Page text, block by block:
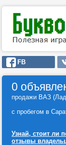
FB
0
продажи ВАЗ
с пробегом в
Узнай, стоит ли
отзывы